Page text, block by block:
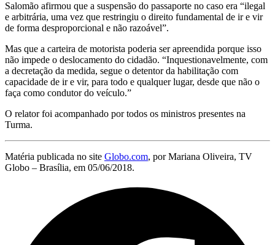
Salomão afirmou que a suspensão do passaporte no caso era “ilegal
e arbitrária, uma vez que restringiu o direito fundamental de ir e vir
de forma desproporcional e não razoável”.
Mas que a carteira de motorista poderia ser apreendida porque isso
não impede o deslocamento do cidadão. “Inquestionavelmente, com
a decretação da medida, segue o detentor da habilitação com
capacidade de ir e vir, para todo e qualquer lugar, desde que não o
faça como condutor do veículo.”
O relator foi acompanhado por todos os ministros presentes na
Turma.
Matéria publicada no site Globo.com, por Mariana Oliveira, TV
Globo – Brasília, em 05/06/2018.